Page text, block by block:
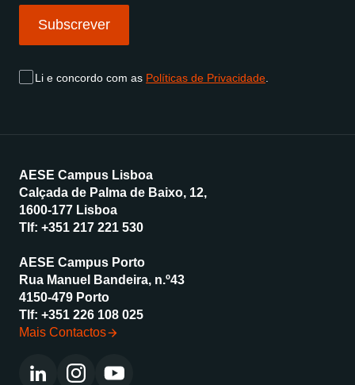
Subscrever
Li e concordo com as Políticas de Privacidade
AESE Campus Lisboa
Calçada de Palma de Baixo, 12,
1600-177 Lisboa
Tlf: +351 217 221 530
AESE Campus Porto
Rua Manuel Bandeira, n.º43
4150-479 Porto
Tlf: +351 226 108 025
Mais Contactos